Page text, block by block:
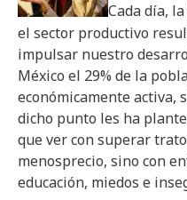
Cada día,
el sector productivo
impulsar nuestro
México el 29% de la
económicamente activa,
dicho punto les ha
que ver con superar
menosprecio, sino con
educación, miedos e